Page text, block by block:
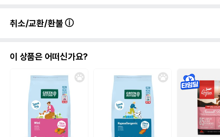
취소/교환/환불
이 상품은 어떠신가요?